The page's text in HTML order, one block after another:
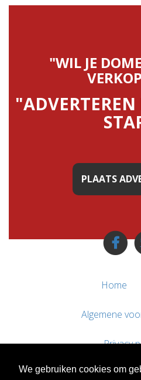
We gebruiken cookies om
"WIL JE
"ADVERTEREN
PLAATS
Home
Algemene
Privacy
Contact /